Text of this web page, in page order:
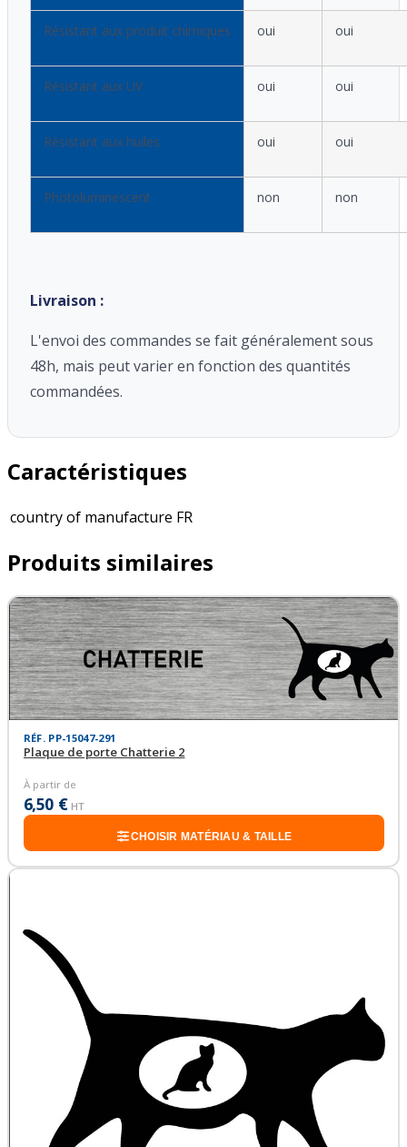
Résistant aux produit chimiques oui oui
Résistant aux UV oui oui
Résistant aux huiles oui oui
Photoluminescent non non
Livraison :
L'envoi des commandes se fait généralement sous
48h, mais peut varier en fonction des quantités
commandées.
Caractéristiques
country of manufacture FR
Produits similaires
RÉF. PP-15047-291
Plaque de porte Chatterie 2
À partir de
6,50 € HT
CHOISIR MATÉRIAU & TAILLE